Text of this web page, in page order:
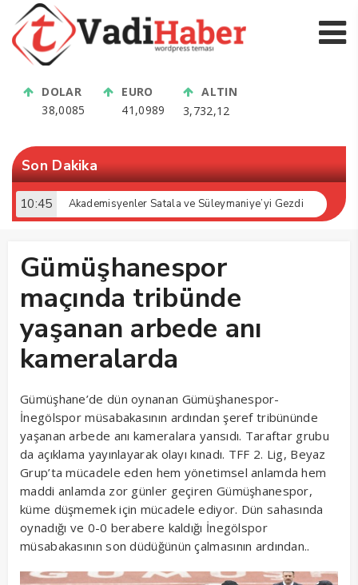
DOLAR
38,0085
EURO
41,0989
ALTIN
3,732,12
Son Dakika
10:45 Akademisyenler Satala ve Süleymaniye’yi Gezdi
Gümüşhanespor
maçında tribünde
yaşanan arbede anı
kameralarda
Gümüşhane’de dün oynanan Gümüşhanespor-
İnegölspor müsabakasının ardından şeref tribününde
yaşanan arbede anı kameralara yansıdı. Taraftar grubu
da açıklama yayınlayarak olayı kınadı. TFF 2. Lig, Beyaz
Grup’ta mücadele eden hem yönetimsel anlamda hem
maddi anlamda zor günler geçiren Gümüşhanespor,
küme düşmemek için mücadele ediyor. Dün sahasında
oynadığı ve 0-0 berabere kaldığı İnegölspor
müsabakasının son düdüğünün çalmasının ardından..